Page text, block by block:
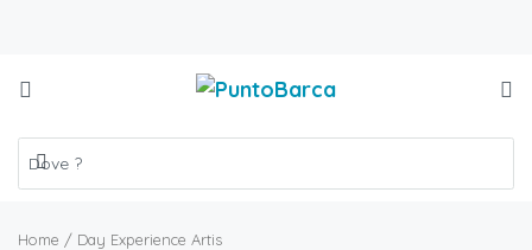
Home / Day Experience Artis